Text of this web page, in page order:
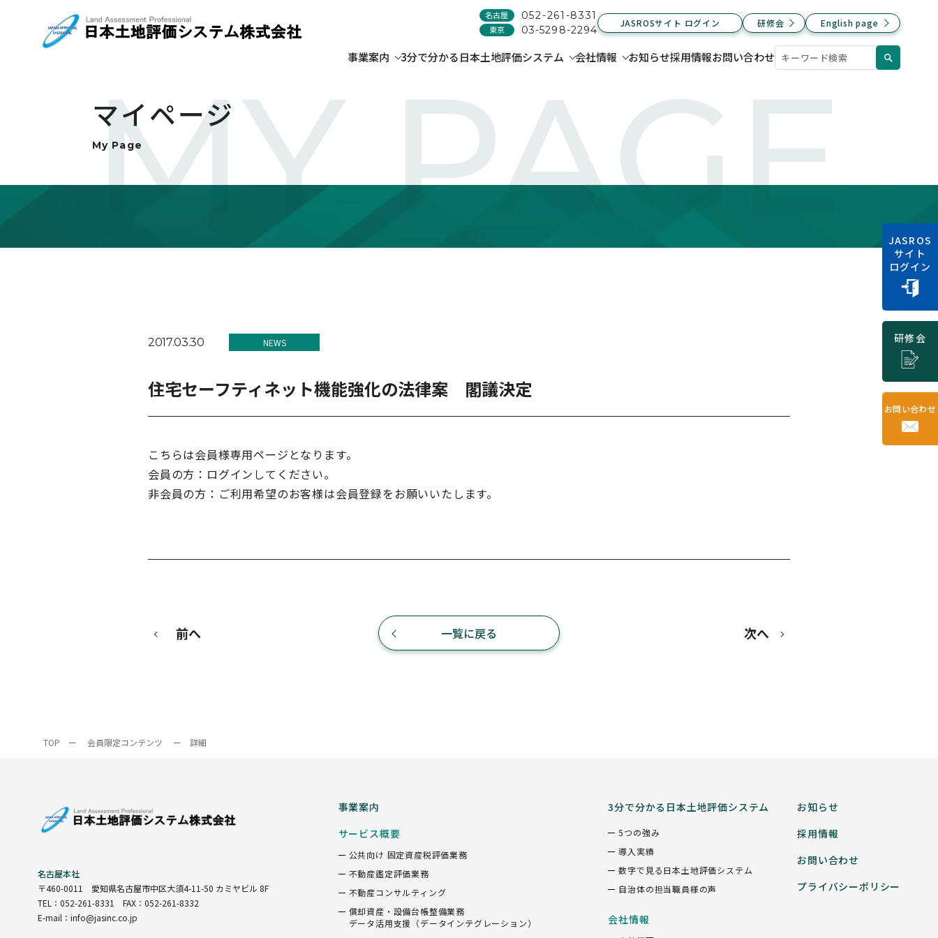
名古屋 052-261-8331
東京 03-5298-2294
JASROSサイト ログイン 研修会 English page
事業案内 3分で分かる日本土地評価システム 会社情報 お知らせ採用情報お問い合わせ
JASROS
サイト
ログイン
研修会
お問い合わせ
MY PAGE
マイページ
My Page
2017.03.30 NEWS
住宅セーフティネット機能強化の法律案 閣議決定
こちらは会員様専用ページとなります。
会員の方：ログインしてください。
非会員の方：ご利用希望のお客様は会員登録をお願いいたします。
前へ 一覧に戻る 次へ
TOP ー 会員限定コンテンツ ー 詳細
名古屋本社
〒460-0011 愛知県名古屋市中区大須4-11-50 カミヤビル 8F
TEL：052-261-8331 FAX：052-261-8332
E-mail：info@jasinc.co.jp
事業案内
サービス概要
公共向け 固定資産税評価業務
不動産鑑定評価業務
不動産コンサルティング
償却資産・設備台帳整備業務
データ活用支援（データインテグレーション）
3分で分かる日本土地評価システム
5つの強み
導入実績
数字で見る日本土地評価システム
自治体の担当職員様の声
会社情報
お知らせ
採用情報
お問い合わせ
プライバシーポリシー